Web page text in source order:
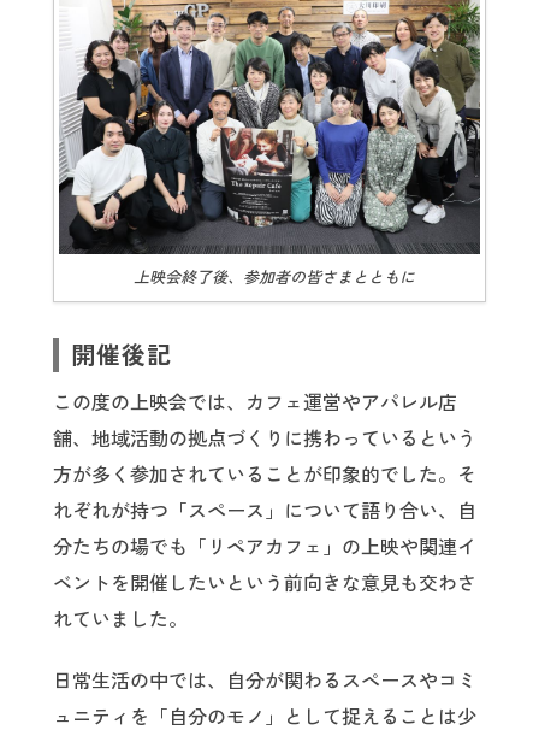
上映会終了後、参加者の皆さまとともに
開催後記
この度の上映会では、カフェ運営やアパレル店
舗、地域活動の拠点づくりに携わっているという
方が多く参加されていることが印象的でした。そ
れぞれが持つ「スペース」について語り合い、自
分たちの場でも「リペアカフェ」の上映や関連イ
ベントを開催したいという前向きな意見も交わさ
れていました。
日常生活の中では、自分が関わるスペースやコミ
ュニティを「自分のモノ」として捉えることは少